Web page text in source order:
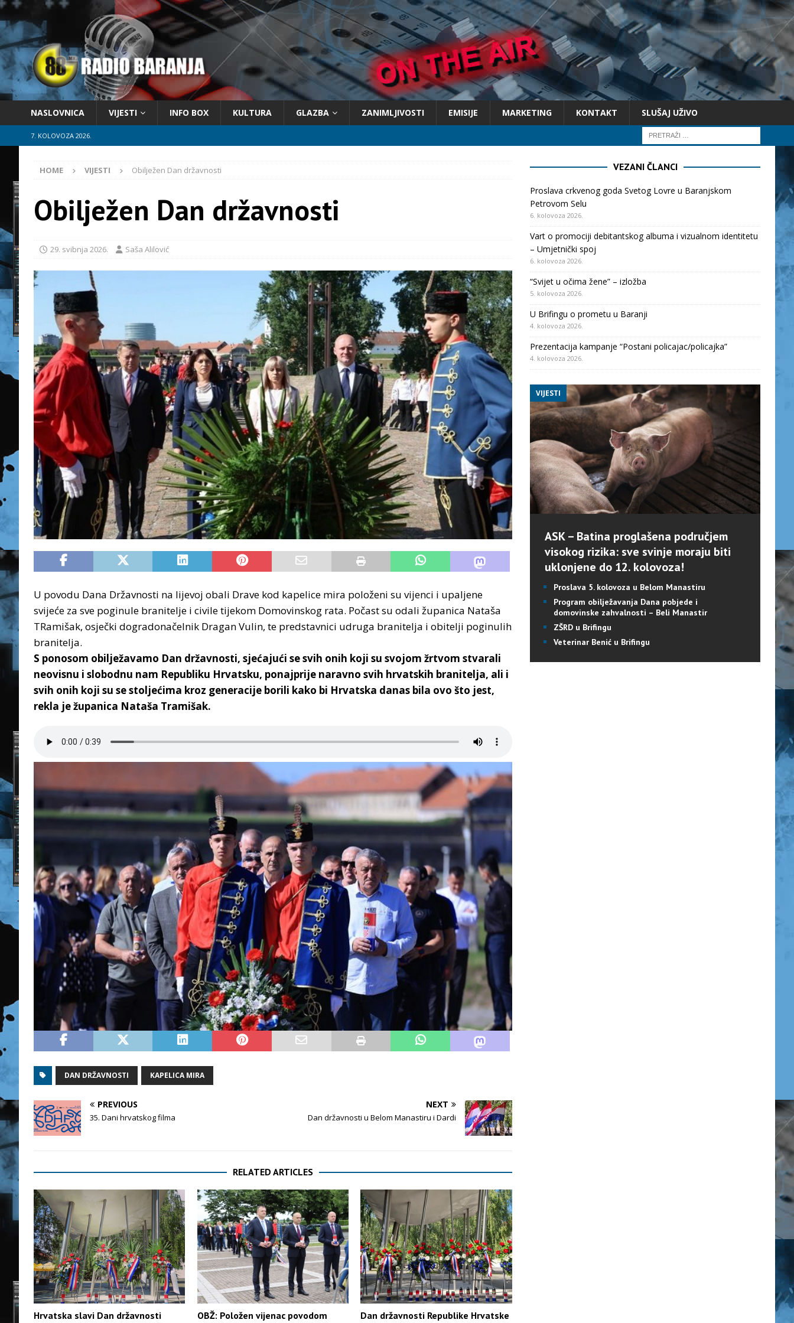
NASLOVNICA VIJESTI INFO BOX KULTURA GLAZBA ZANIMLJIVOSTI EMISIJE MARKETING KONTAKT SLUŠAJ UŽIVO
7. KOLOVOZA 2026.
HOME VIJESTI Obilježen Dan državnosti
Obilježen Dan državnosti
29. svibnja 2026. Saša Alilović
U povodu Dana Državnosti na lijevoj obali Drave kod kapelice mira položeni su vijenci i upaljene
svijeće za sve poginule branitelje i civile tijekom Domovinskog rata. Počast su odali županica Nataša
TRamišak, osječki dogradonačelnik Dragan Vulin, te predstavnici udruga branitelja i obitelji poginulih
branitelja.
S ponosom obilježavamo Dan državnosti, sjećajući se svih onih koji su svojom žrtvom stvarali
neovisnu i slobodnu nam Republiku Hrvatsku, ponajprije naravno svih hrvatskih branitelja, ali i
svih onih koji su se stoljećima kroz generacije borili kako bi Hrvatska danas bila ovo što jest,
rekla je županica Nataša Tramišak.
DAN DRŽAVNOSTI KAPELICA MIRA
PREVIOUS
35. Dani hrvatskog filma
NEXT
Dan državnosti u Belom Manastiru i Dardi
RELATED ARTICLES
Hrvatska slavi Dan državnosti
OBŽ: Položen vijenac povodom
Dan državnosti Republike Hrvatske
VEZANI ČLANCI
Proslava crkvenog goda Svetog Lovre u Baranjskom
Petrovom Selu
6. kolovoza 2026.
Vart o promociji debitantskog albuma i vizualnom identitetu
– Umjetnički spoj
6. kolovoza 2026.
“Svijet u očima žene” – izložba
5. kolovoza 2026.
U Brifingu o prometu u Baranji
4. kolovoza 2026.
Prezentacija kampanje “Postani policajac/policajka”
4. kolovoza 2026.
VIJESTI
ASK – Batina proglašena područjem
visokog rizika: sve svinje moraju biti
uklonjene do 12. kolovoza!
Proslava 5. kolovoza u Belom Manastiru
Program obilježavanja Dana pobjede i
domovinske zahvalnosti – Beli Manastir
ZŠRD u Brifingu
Veterinar Benić u Brifingu